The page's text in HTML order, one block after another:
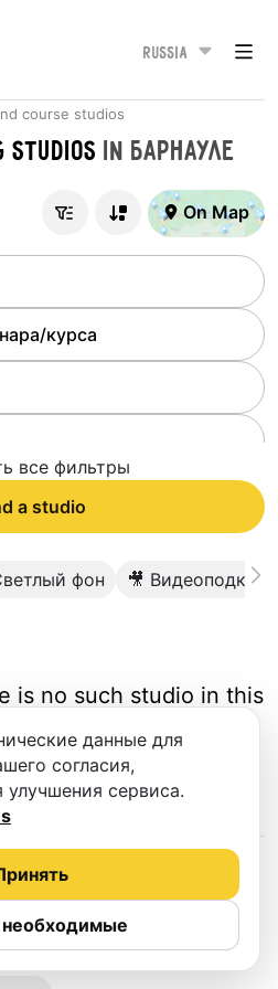
Russia
course studios
studios in Барнауле
On Map
все фильтры
a studio
фон 🎥 Видеоподкаст
is no such studio in this
cities
данные для
согласия,
сервиса.
необходимые